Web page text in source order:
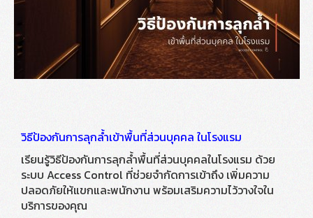
วิธีป้องกันการลุกล้ำเข้าพื้นที่ส่วนบุคคล ในโรงแรม
เรียนรู้วิธีป้องกันการลุกล้ำพื้นที่ส่วนบุคคลในโรงแรม ด้วย
ระบบ Access Control ที่ช่วยจำกัดการเข้าถึง เพิ่มความ
ปลอดภัยให้แขกและพนักงาน พร้อมเสริมความไว้วางใจใน
บริการของคุณ